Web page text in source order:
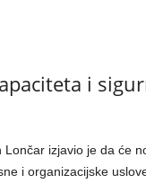
i
Lončar izjavio je da će
i organizacijske